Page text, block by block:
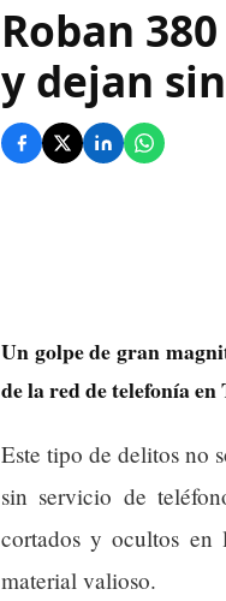
Roban
y dejan
Un golpe de gran
de la red de telefonía en
Este tipo de delitos no
sin servicio de
cortados y ocultos en
material valioso.